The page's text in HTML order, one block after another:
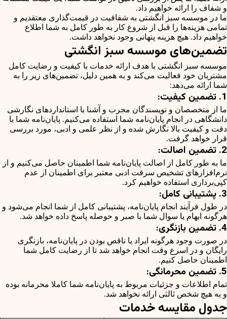
و شفاف را ارائه خواهیم داد.
ما در موسسه سبز انگشتی به شفافیت در قیمت‌گذاری معتقدیم و
تمامی هزینه‌ها را قبل از شروع کار به طور کامل به شما اطلاع
خواهیم داد. هیچ هزینه پنهانی وجود نخواهد داشت.
تضمین‌های موسسه سبز انگشتی
موسسه سبز انگشتی با هدف ارائه خدمات با کیفیت و رضایت کامل
مشتریان خود فعالیت می‌کند و به همین دلیل، تضمین‌های زیر را به
شما ارائه می‌دهد:
1. تضمین کیفیت:
ما از متخصصان و نویسندگان مجرب و آشنا با استانداردهای نگارشی
دانشگاهی در انجام پایان‌نامه شما استفاده می‌کنیم. پایان‌نامه شما با
دقت و کیفیت بالا نگارش شده و از نظر علمی و ادبی، مورد بررسی
قرار خواهد گرفت.
2. تضمین اصالت:
ما به طور کامل از اصالت پایان‌نامه شما اطمینان حاصل می‌کنیم و از
نرم‌افزارهای تشخیص سرقت ادبی معتبر برای اطمینان از عدم
کپی‌برداری استفاده خواهیم کرد.
3. پشتیبانی کامل:
در طول فرآیند انجام پایان‌نامه، پشتیبانی کامل از شما انجام می‌شود و
هرگونه ابهام یا سوال شما با صبر و حوصله پاسخ داده خواهد شد.
4. تضمین بازنگری:
در صورت وجود هرگونه ایراد یا ناقص بودن در پایان‌نامه، بازنگری
رایگان و در اسرع وقت انجام خواهد شد تا از رضایت کامل شما
اطمینان حاصل کنیم.
5. تضمین محرمانگی:
تمام اطلاعات و جزئیات مربوط به پایان‌نامه شما کاملا محرمانه بوده
و به هیچ شخص ثالثی ارائه نخواهد شد.
جدول مقایسه خدمات